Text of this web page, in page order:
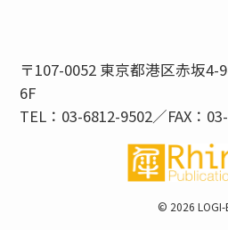
〒107-0052 東京都港区赤坂4-
6F
TEL：03-6812-9502／FAX：
© 2026 LOGI-